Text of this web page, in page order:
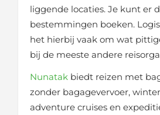
liggende locaties. Je kunt er
bestemmingen boeken.
het hierbij vaak om wat
bij de meeste andere
Nunatak biedt reizen met
zonder bagagevervoer,
adventure cruises en